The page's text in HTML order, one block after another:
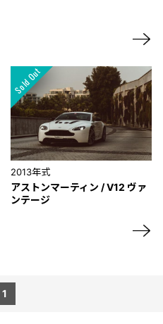
2013年式
アストンマーティン / V12 ヴァ
ンテージ
1